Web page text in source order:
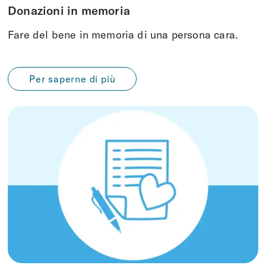
Donazioni in memoria
Fare del bene in memoria di una persona cara.
Per saperne di più